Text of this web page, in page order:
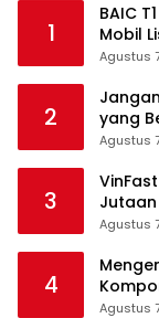
1
BAIC
Mobil
Pasar
Agustus
2
yang
Agustus
3
Motor
Agustus
4
Agustus